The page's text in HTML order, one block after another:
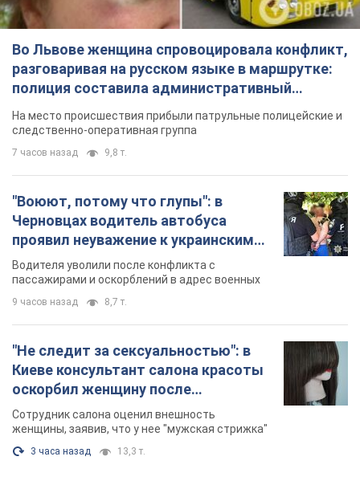
Во Львове женщина спровоцировала конфликт,
разговаривая на русском языке в маршрутке:
полиция составила административный
протокол. Видео
На место происшествия прибыли патрульные полицейские и
следственно-оперативная группа
7 часов назад 9,8 т.
"Воюют, потому что глупы": в
Черновцах водитель автобуса
проявил неуважение к украинским
военным и поплатился за это.
Видео
Водителя уволили после конфликта с
пассажирами и оскорблений в адрес военных
9 часов назад 8,7 т.
"Не следит за сексуальностью": в
Киеве консультант салона красоты
оскорбил женщину после
химиотерапии, разгорелся скандал.
Фото
Сотрудник салона оценил внешность
женщины, заявив, что у нее "мужская стрижка"
3 часа назад 13,3 т.